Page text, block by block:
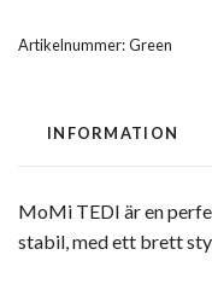
Artikelnummer:Green
INFORMATION
MoMi TEDI är en
stabil, med ett brett